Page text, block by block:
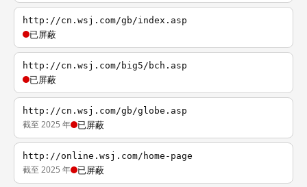
http://cn.wsj.com/gb/index.asp
已屏蔽
http://cn.wsj.com/big5/bch.asp
已屏蔽
http://cn.wsj.com/gb/globe.asp
截至 2025 年 已屏蔽
http://online.wsj.com/home-page
截至 2025 年 已屏蔽